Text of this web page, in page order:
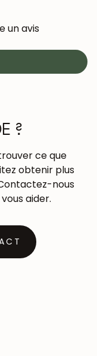
un avis
?
ce que
obtenir plus
nous
aider.